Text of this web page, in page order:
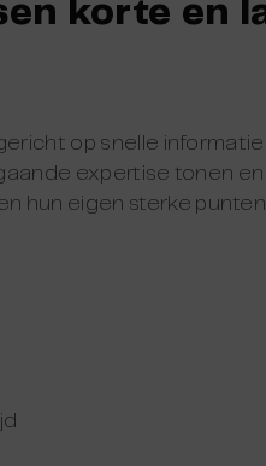
korte en
op snelle
expertise tonen
hun eigen sterke